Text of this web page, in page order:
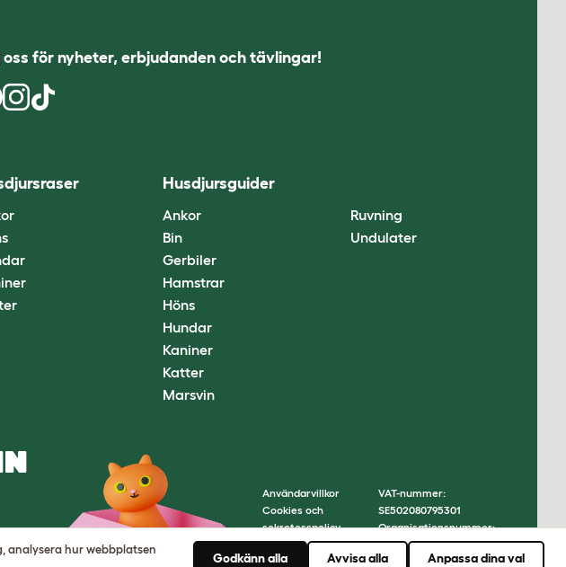
oss för nyheter, erbjudanden och tävlingar!
Husdjursguider
Ankor
Bin
Gerbiler
Hamstrar
Höns
Hundar
Kaniner
Katter
Marsvin
Ruvning
Undulater
Användarvillkor
Cookies och
sekretesspolicy
Cookie Settings
Webbplatskarta
VAT-nummer:
SE502080795301
Organisationsnummer:
05028498
© Omlet 2026
analysera hur webbplatsen
Godkänn alla Avvisa alla Anpassa dina val